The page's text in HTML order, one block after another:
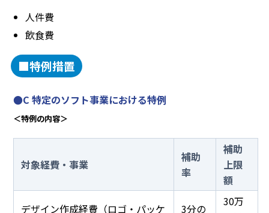
人件費
飲食費
■特例措置
●C 特定のソフト事業における特例
＜特例の内容＞
対象経費・事業
補助
率
補助
上限
額
デザイン作成経費（ロゴ・パッケ
3分の
30万